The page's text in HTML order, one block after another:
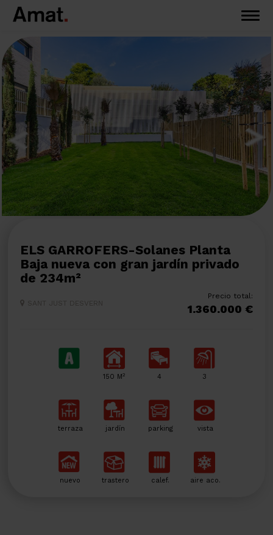
ELS GARROFERS-Solanes Planta
Baja nueva con gran jardín privado
de 234m²
SANT JUST DESVERN
Precio total:
1.360.000 €
150 M2 4 3
terraza jardín parking vista
nuevo trastero calef. aire aco.